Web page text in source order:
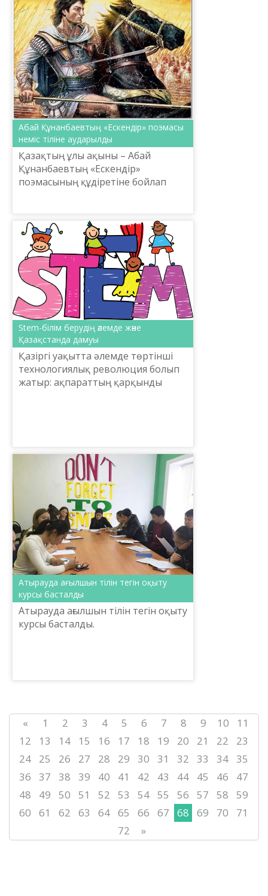
Абай Құнанбаевтың «Ескендір» поэмасы
неміс тіліне аударылды
Қазақтың ұлы ақыны – Абай
Құнанбаевтың «Ескендір»
поэмасының құдіретіне бойлап
туындыны еліміздегі Гете мәдени
универс...
Stem-білім берудің әлемде және
Қазақстанда дамуы
Қазіргі уақытта әлемде төртінші
технологиялық революция болып
жатыр: ақпараттың қарқынды
Атырауда ағылшын тілін тегін оқыту
курсы басталды
Атырауда ағылшын тілін тегін оқыту
курсы басталды.
« 1 2 3 4 5 6 7 8 9 10
11
12
13 14 15 16 17 18 19 20 21 22
23
24
25 26 27 28 29 30 31 32 33 34 35
36
37 38 39 40 41 42 43 44 45 46
47
48
49 50 51 52 53 54 55 56 57 58
59
60
61 62 63 64 65 66 67 68 69 70
71
72
»